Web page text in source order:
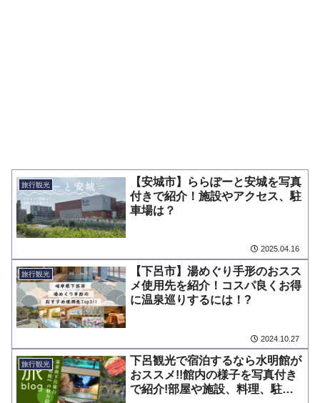
旅行観光
【安城市】ららぽーと安城を写真
付きで紹介！施設やアクセス、駐
車場は？
2025.04.16
旅行観光
【下呂市】湯めぐり手形のおスス
メ使用先を紹介！コスパ良くお得
に温泉巡りするには！?
2024.10.27
旅行観光
下呂観光で宿泊するなら水明館が
おススメ!!館内の様子を写真付き
で紹介!部屋や施設、料理、駐車